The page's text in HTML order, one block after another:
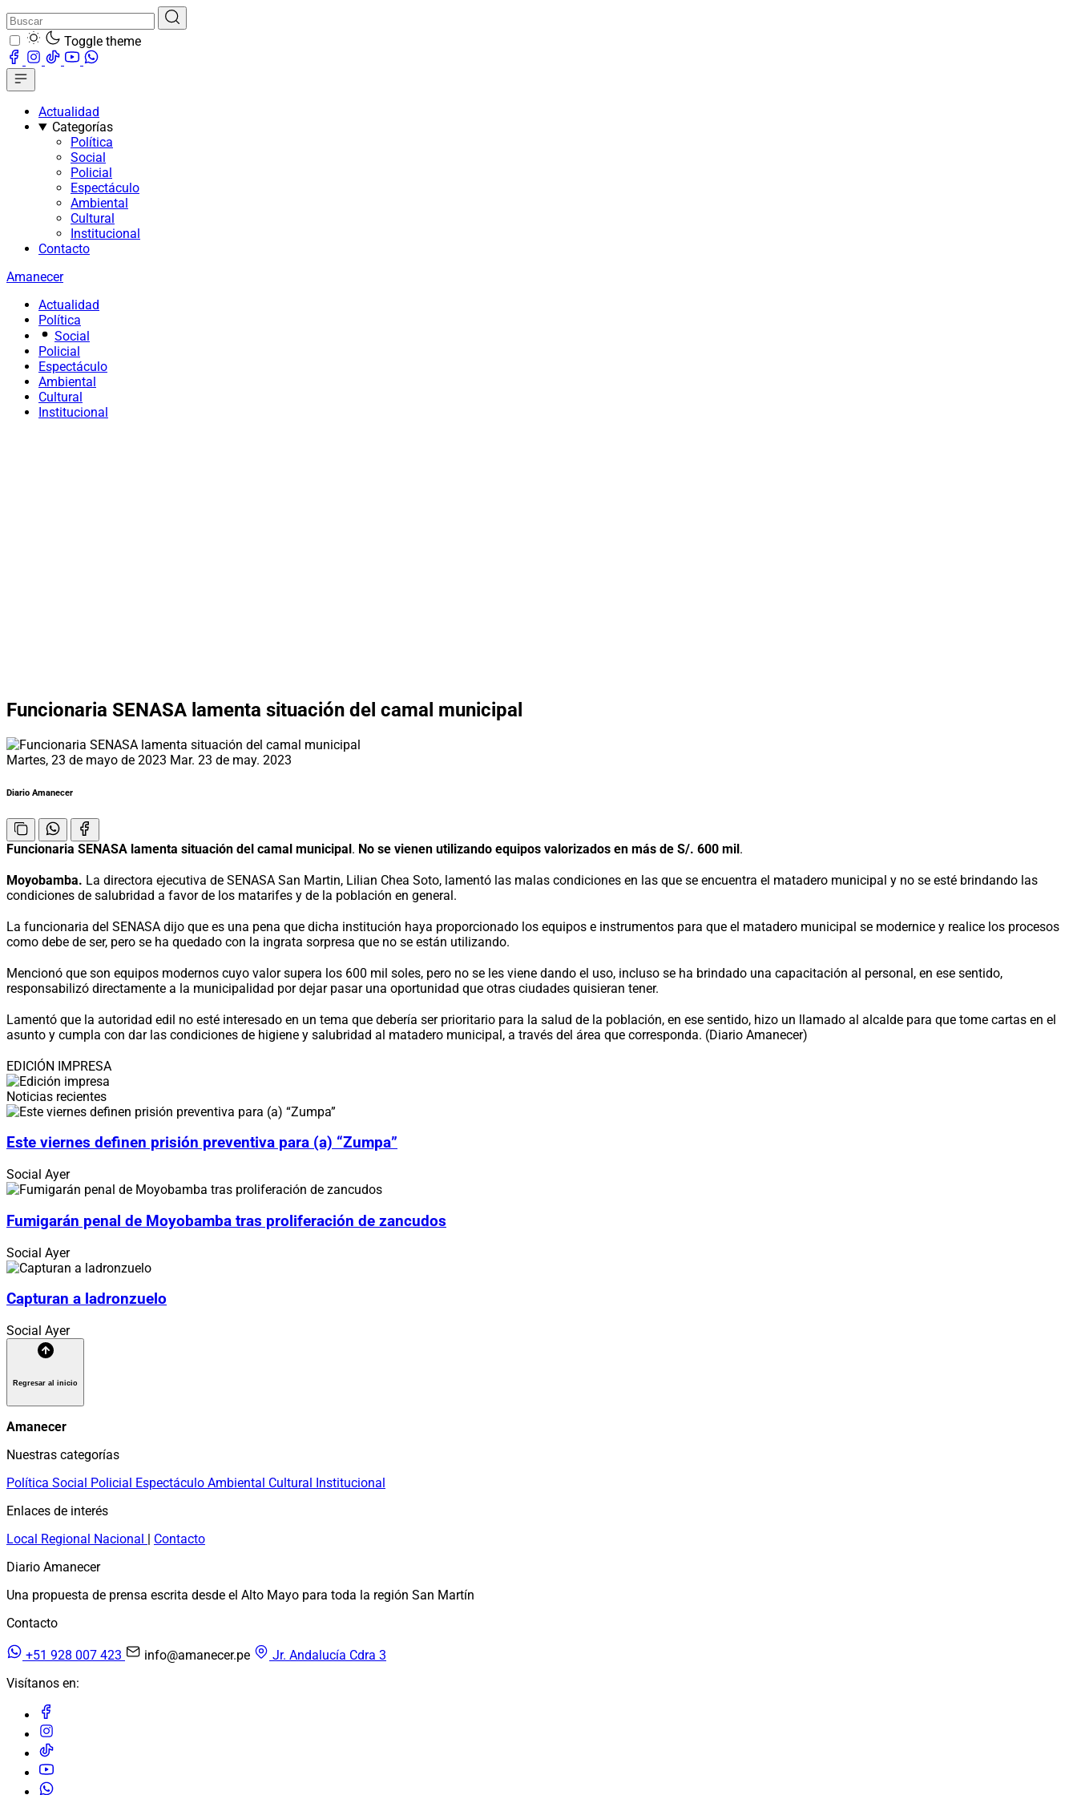
Toggle theme
Actualidad
Categorías
Política
Social
Policial
Espectáculo
Ambiental
Cultural
Institucional
Contacto
Amanecer
Actualidad
Política
Social
Policial
Espectáculo
Ambiental
Cultural
Institucional
Funcionaria SENASA lamenta situación del camal municipal
Martes, 23 de mayo de 2023 Mar. 23 de may. 2023
Diario Amanecer
Funcionaria SENASA lamenta situación del camal municipal. No se vienen utilizando equipos valorizados en más de S/. 600 mil.
Moyobamba. La directora ejecutiva de SENASA San Martin, Lilian Chea Soto, lamentó las malas condiciones en las que se encuentra el matadero municipal y no se esté brindando las
condiciones de salubridad a favor de los matarifes y de la población en general.
La funcionaria del SENASA dijo que es una pena que dicha institución haya proporcionado los equipos e instrumentos para que el matadero municipal se modernice y realice los procesos
como debe de ser, pero se ha quedado con la ingrata sorpresa que no se están utilizando.
Mencionó que son equipos modernos cuyo valor supera los 600 mil soles, pero no se les viene dando el uso, incluso se ha brindado una capacitación al personal, en ese sentido,
responsabilizó directamente a la municipalidad por dejar pasar una oportunidad que otras ciudades quisieran tener.
Lamentó que la autoridad edil no esté interesado en un tema que debería ser prioritario para la salud de la población, en ese sentido, hizo un llamado al alcalde para que tome cartas en el
asunto y cumpla con dar las condiciones de higiene y salubridad al matadero municipal, a través del área que corresponda. (Diario Amanecer)
EDICIÓN IMPRESA
Noticias recientes
Este viernes definen prisión preventiva para (a) “Zumpa”
Social Ayer
Fumigarán penal de Moyobamba tras proliferación de zancudos
Social Ayer
Capturan a ladronzuelo
Social Ayer
Regresar al inicio
Amanecer
Nuestras categorías
Política Social Policial Espectáculo Ambiental Cultural Institucional
Enlaces de interés
Local Regional Nacional | Contacto
Diario Amanecer
Una propuesta de prensa escrita desde el Alto Mayo para toda la región San Martín
Contacto
+51 928 007 423 info@amanecer.pe
Jr. Andalucía Cdra 3
Visítanos en: